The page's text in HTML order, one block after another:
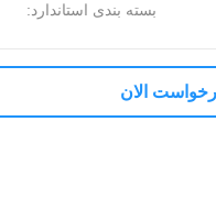
بسته بندی استاندارد:
الان